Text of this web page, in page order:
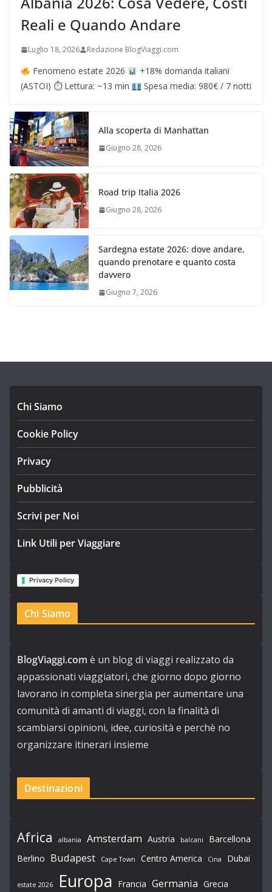
Reali e Quando Andare
Luglio 18, 2026 Redazione BlogViaggi.com
Fenomeno estate 2026
+18% domanda italiani
(ASTOI) ⏱ Lettura: ~13 min
Spesa media: 980€ / 7 notti
Alla scoperta di Manhattan
Giugno 28, 2026
Road trip Italia 2026
Giugno 28, 2026
Sardegna estate 2026: dove andare,
quando prenotare e quanto costa
davvero
Giugno 7, 2026
Chi Siamo
Cookie Policy
Privacy
Pubblicità
Scrivi per Noi
Link Utili per Viaggiare
Privacy Policy
Chi Siamo
BlogViaggi.com è un blog di viaggi realizzato da
appassionati viaggiatori, che giorno dopo giorno
lavorano in completa sinergia per aumentare una
comunità di amanti di viaggi, con la finalità di
scambiarsi opinioni, idee, curiosità e perchè no
organizzare itinerari insieme
Destinazioni
Africa albania Amsterdam Austria balcani
Barcellona
Berlino Budapest Cape Town Centro America Cina Dubai
estate 2026 Europa Francia Germania Grecia